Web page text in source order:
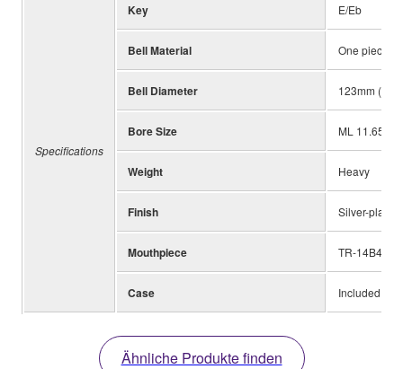
Specifications
Key E/Eb
Bell Material One piece,
Bell Diameter 123mm (4-7/
Bore Size ML
Weight Heavy
Finish Silver-plated
Mouthpiece TR-14B4
Case Included
Ähnliche Produkte finden